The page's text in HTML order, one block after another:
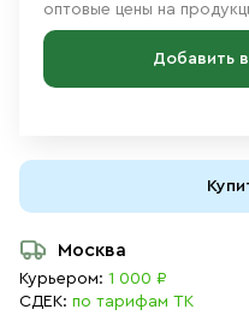
оптовые цены на
Добавить
Москва
Курьером: 1 000 ₽
СДЕК: по тарифам ТК